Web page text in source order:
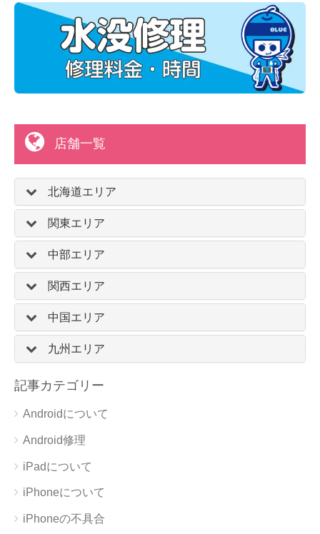
店舗一覧
北海道エリア
関東エリア
中部エリア
関西エリア
中国エリア
九州エリア
記事カテゴリー
Androidについて
Android修理
iPadについて
iPhoneについて
iPhoneの不具合